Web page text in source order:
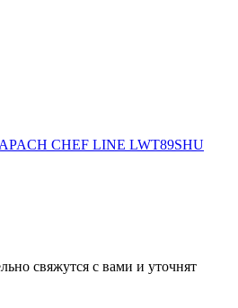
CHEF LINE LWT89SHU
свяжутся с вами и уточнят